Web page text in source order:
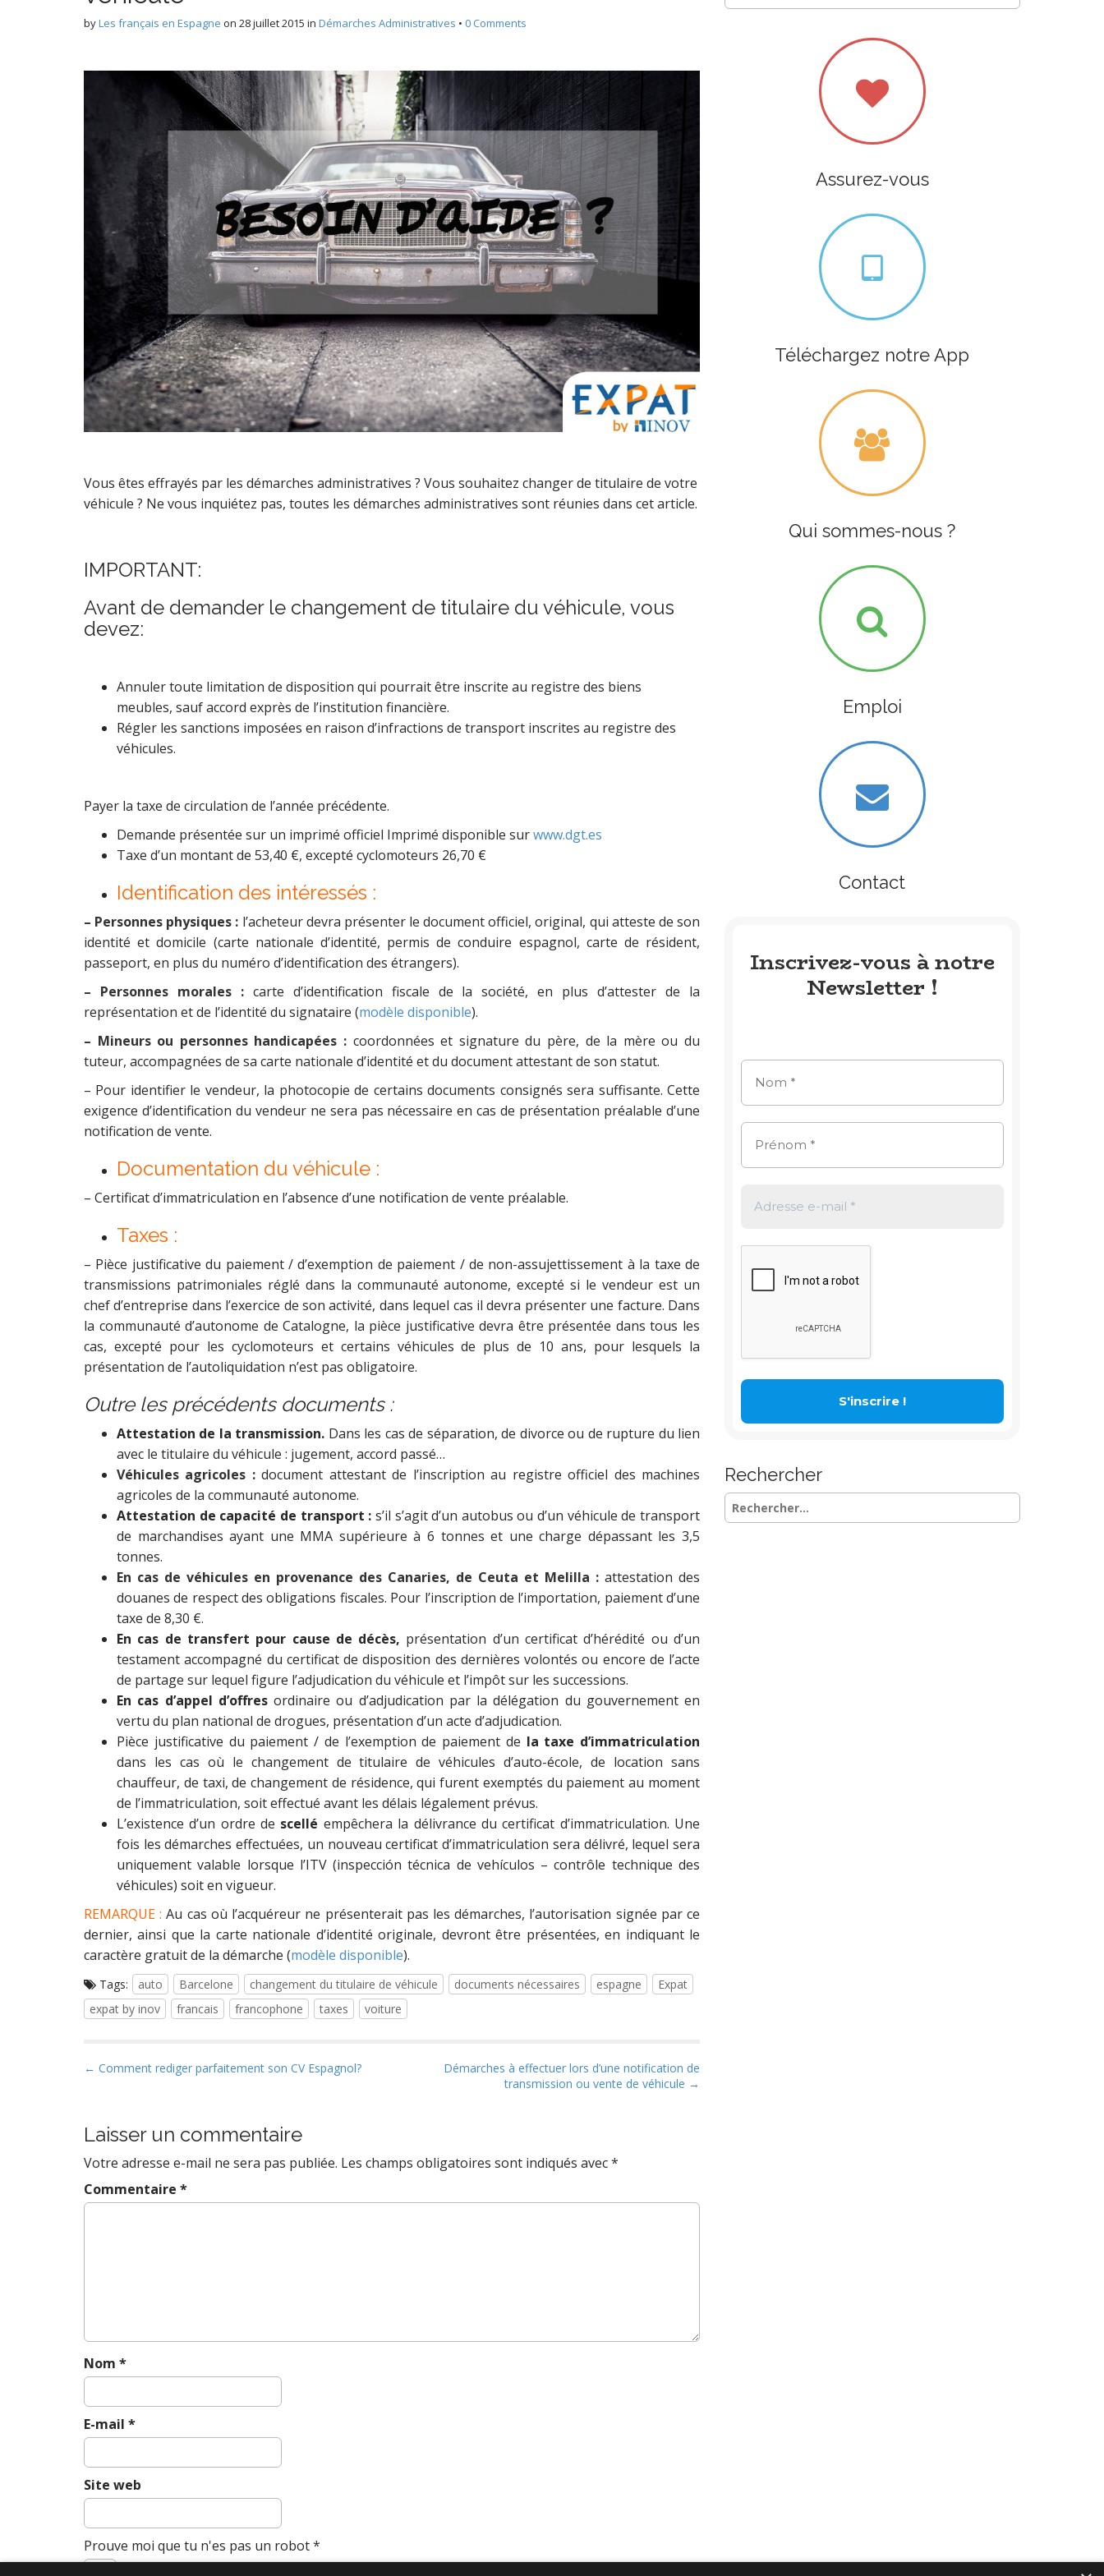
byLes français en Espagne on 28 juillet 2015 in Démarches Administratives • 0 Comments
Vous êtes effrayés par les démarches administratives ? Vous souhaitez changer de titulaire de votre
véhicule ? Ne vous inquiétez pas, toutes les démarches administratives sont réunies dans cet article.
IMPORTANT:
Avant de demander le changement de titulaire du véhicule, vous
devez:
Annuler toute limitation de disposition qui pourrait être inscrite au registre des biens
meubles, sauf accord exprès de l’institution financière.
Régler les sanctions imposées en raison d’infractions de transport inscrites au registre des
véhicules.
Payer la taxe de circulation de l’année précédente.
Demande présentée sur un imprimé officiel Imprimé disponible surwww.dgt.es
Taxe d’un montant de 53,40 €, excepté cyclomoteurs 26,70 €
Identification des intéressés :
– Personnes physiques : l’acheteur devra présenter le document officiel, original, qui atteste de son
identité et domicile (carte nationale d’identité, permis de conduire espagnol, carte de résident,
passeport, en plus du numéro d’identification des étrangers).
– Personnes morales : carte d’identification fiscale de la société, en plus d’attester de la
représentation et de l’identité du signataire (modèle disponible).
– Mineurs ou personnes handicapées : coordonnées et signature du père, de la mère ou du
tuteur, accompagnées de sa carte nationale d’identité et du document attestant de son statut.
– Pour identifier le vendeur, la photocopie de certains documents consignés sera suffisante. Cette
exigence d’identification du vendeur ne sera pas nécessaire en cas de présentation préalable d’une
notification de vente.
Documentation du véhicule :
– Certificat d’immatriculation en l’absence d’une notification de vente préalable.
Taxes :
– Pièce justificative du paiement / d’exemption de paiement / de non-assujettissement à la taxe de
transmissions patrimoniales réglé dans la communauté autonome, excepté si le vendeur est un
chef d’entreprise dans l’exercice de son activité, dans lequel cas il devra présenter une facture. Dans
la communauté d’autonome de Catalogne, la pièce justificative devra être présentée dans tous les
cas, excepté pour les cyclomoteurs et certains véhicules de plus de 10 ans, pour lesquels la
présentation de l’autoliquidation n’est pas obligatoire.
Outre les précédents documents :
Attestation de la transmission. Dans les cas de séparation, de divorce ou de rupture du lien
avec le titulaire du véhicule : jugement, accord passé…
Véhicules agricoles : document attestant de l’inscription au registre officiel des machines
agricoles de la communauté autonome.
Attestation de capacité de transport : s’il s’agit d’un autobus ou d’un véhicule de transport
de marchandises ayant une MMA supérieure à 6 tonnes et une charge dépassant les 3,5
tonnes.
En cas de véhicules en provenance des Canaries, de Ceuta et Melilla : attestation des
douanes de respect des obligations fiscales. Pour l’inscription de l’importation, paiement d’une
taxe de 8,30 €.
En cas de transfert pour cause de décès, présentation d’un certificat d’hérédité ou d’un
testament accompagné du certificat de disposition des dernières volontés ou encore de l’acte
de partage sur lequel figure l’adjudication du véhicule et l’impôt sur les successions.
En cas d’appel d’offresordinaire ou d’adjudication par la délégation du gouvernement en
vertu du plan national de drogues, présentation d’un acte d’adjudication.
Pièce justificative du paiement / de l’exemption de paiement de la taxe d’immatriculation
dans les cas où le changement de titulaire de véhicules d’auto-école, de location sans
chauffeur, de taxi, de changement de résidence, qui furent exemptés du paiement au moment
de l’immatriculation, soit effectué avant les délais légalement prévus.
L’existence d’un ordre de scellé empêchera la délivrance du certificat d’immatriculation. Une
fois les démarches effectuées, un nouveau certificat d’immatriculation sera délivré, lequel sera
uniquement valable lorsque l’ITV (inspección técnica de vehículos – contrôle technique des
véhicules) soit en vigueur.
REMARQUE : Au cas où l’acquéreur ne présenterait pas les démarches, l’autorisation signée par ce
dernier, ainsi que la carte nationale d’identité originale, devront être présentées, en indiquant le
caractère gratuit de la démarche (modèle disponible).
Tags: auto Barcelone changement du titulaire de véhicule documents nécessaires espagne
Expat
expat by inov
francais francophone taxes voiture
P
t
n
v
n
← Comment rediger parfaitement son CV Espagnol?
Démarches à effectuer lors d’une notification de
transmission ou vente de véhicule →
Laisser un commentaire
Votre adresse e-mail ne sera pas publiée. Les champs obligatoires sont indiqués avec*
Commentaire *
Nom *
E-mail *
Site web
Prouve moi que tu n'es pas un robot*
Assurez-vous
Téléchargez notre App
Qui sommes-nous ?
Emploi
Contact
Inscrivez-vous à notre
Newsletter !
Rechercher
Rechercher :